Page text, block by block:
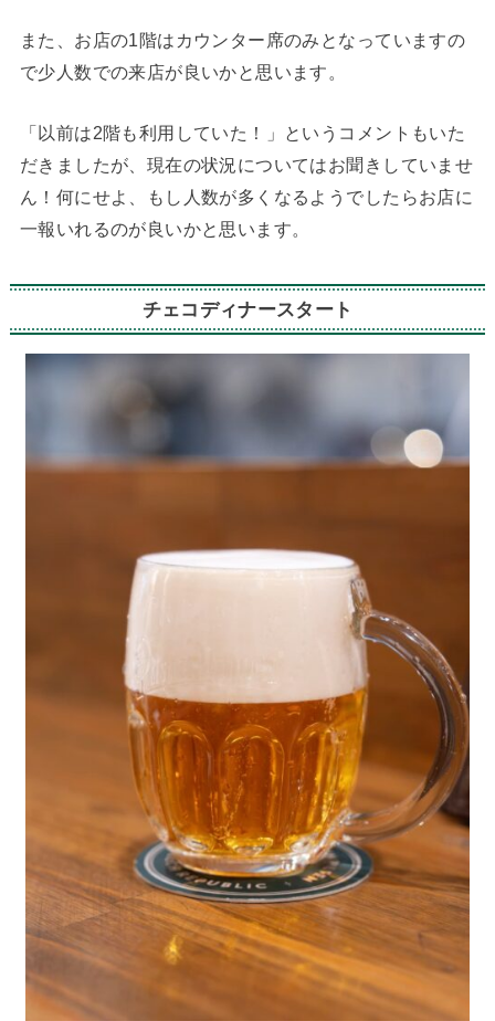
また、お店の1階はカウンター席のみとなっていますの
で少人数での来店が良いかと思います。
「以前は2階も利用していた！」というコメントもいた
だきましたが、現在の状況についてはお聞きしていませ
ん！何にせよ、もし人数が多くなるようでしたらお店に
一報いれるのが良いかと思います。
チェコディナースタート